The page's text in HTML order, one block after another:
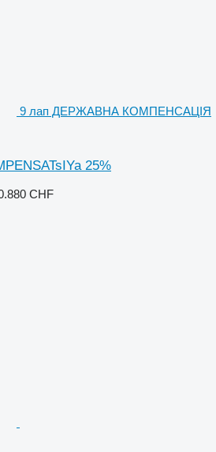
9 лап ДЕРЖАВНА КОМПЕНСАЦІЯ
25%
CHF